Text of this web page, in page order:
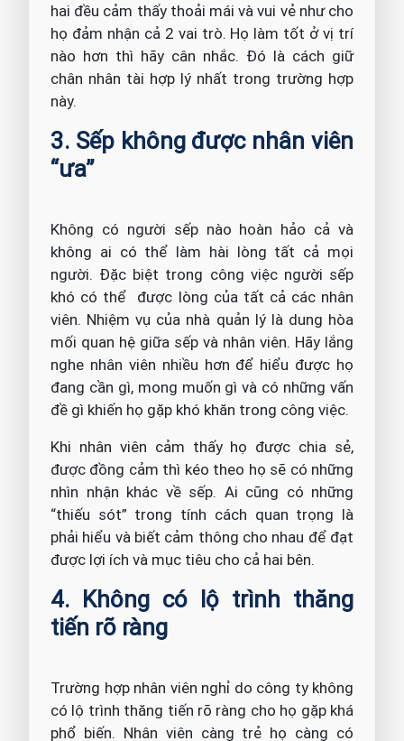
hai đều cảm thấy thoải mái và vui vẻ như cho
họ đảm nhận cả 2 vai trò. Họ làm tốt ở vị trí
nào hơn thì hãy cân nhắc. Đó là cách giữ
chân nhân tài hợp lý nhất trong trường hợp
này.
3. Sếp không được nhân viên
“ưa”
Không có người sếp nào hoàn hảo cả và
không ai có thể làm hài lòng tất cả mọi
người. Đặc biệt trong công việc người sếp
khó có thể được lòng của tất cả các nhân
viên. Nhiệm vụ của nhà quản lý là dung hòa
mối quan hệ giữa sếp và nhân viên. Hãy lắng
nghe nhân viên nhiều hơn để hiểu được họ
đang cần gì, mong muốn gì và có những vấn
đề gì khiến họ gặp khó khăn trong công việc.
Khi nhân viên cảm thấy họ được chia sẻ,
được đồng cảm thì kéo theo họ sẽ có những
nhìn nhận khác về sếp. Ai cũng có những
“thiếu sót” trong tính cách quan trọng là
phải hiểu và biết cảm thông cho nhau để đạt
được lợi ích và mục tiêu cho cả hai bên.
4. Không có lộ trình thăng
tiến rõ ràng
Trường hợp nhân viên nghỉ do công ty không
có lộ trình thăng tiến rõ ràng cho họ gặp khá
phổ biến. Nhân viên càng trẻ họ càng có